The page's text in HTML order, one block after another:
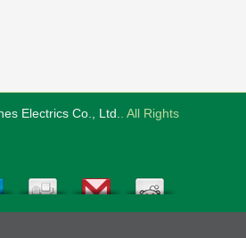
Electrics Co., Ltd.. All Rights